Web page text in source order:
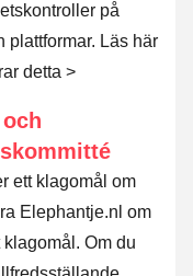
på
plattformar. Läs här
detta >
ett klagomål om
Elephantje.nl om
. Om du